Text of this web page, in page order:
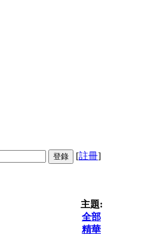
登錄 [註冊]
主題:
全部
精華